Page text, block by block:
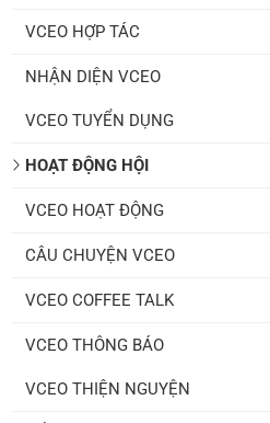
VCEO HỢP TÁC
NHẬN DIỆN VCEO
VCEO TUYỂN DỤNG
HOẠT ĐỘNG HỘI
VCEO HOẠT ĐỘNG
CÂU CHUYỆN VCEO
VCEO COFFEE TALK
VCEO THÔNG BÁO
VCEO THIỆN NGUYỆN